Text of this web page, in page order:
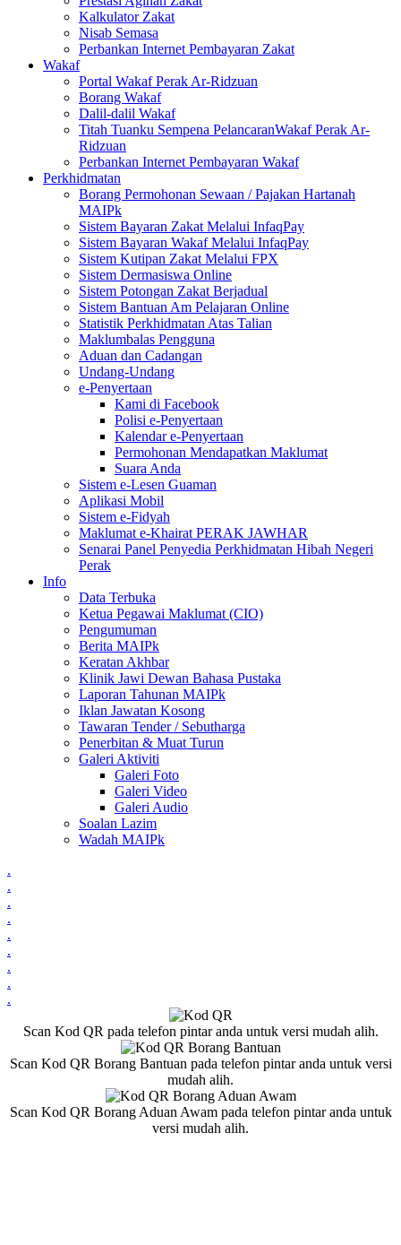
Kalkulator Zakat
Nisab Semasa
Perbankan Internet Pembayaran Zakat
Wakaf
Portal Wakaf Perak Ar-Ridzuan
Borang Wakaf
Dalil-dalil Wakaf
Titah Tuanku Sempena PelancaranWakaf Perak Ar-
Ridzuan
Perbankan Internet Pembayaran Wakaf
Perkhidmatan
Borang Permohonan Sewaan / Pajakan Hartanah
MAIPk
Sistem Bayaran Zakat Melalui InfaqPay
Sistem Bayaran Wakaf Melalui InfaqPay
Sistem Kutipan Zakat Melalui FPX
Sistem Dermasiswa Online
Sistem Potongan Zakat Berjadual
Sistem Bantuan Am Pelajaran Online
Statistik Perkhidmatan Atas Talian
Maklumbalas Pengguna
Aduan dan Cadangan
Undang-Undang
e-Penyertaan
Kami di Facebook
Polisi e-Penyertaan
Kalendar e-Penyertaan
Permohonan Mendapatkan Maklumat
Suara Anda
Sistem e-Lesen Guaman
Aplikasi Mobil
Sistem e-Fidyah
Maklumat e-Khairat PERAK JAWHAR
Senarai Panel Penyedia Perkhidmatan Hibah Negeri
Perak
Info
Data Terbuka
Ketua Pegawai Maklumat (CIO)
Pengumuman
Berita MAIPk
Keratan Akhbar
Klinik Jawi Dewan Bahasa Pustaka
Laporan Tahunan MAIPk
Iklan Jawatan Kosong
Tawaran Tender / Sebutharga
Penerbitan & Muat Turun
Galeri Aktiviti
Galeri Foto
Galeri Video
Galeri Audio
Soalan Lazim
Wadah MAIPk
.
.
.
.
.
.
.
.
.
Scan Kod QR pada telefon pintar anda untuk versi mudah alih.
Scan Kod QR Borang Bantuan pada telefon pintar anda untuk versi
mudah alih.
Scan Kod QR Borang Aduan Awam pada telefon pintar anda untuk
versi mudah alih.